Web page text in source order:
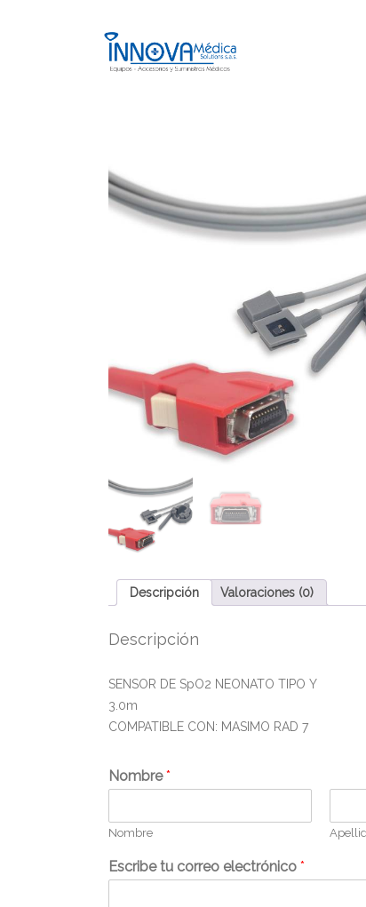
Descripción Valoraciones (0)
Descripción
SENSOR DE SpO2 NEONATO TIPO Y
3.0m
COMPATIBLE CON: MASIMO RAD 7
Nombre*
Nombre
Escribe tu correo electrónico *